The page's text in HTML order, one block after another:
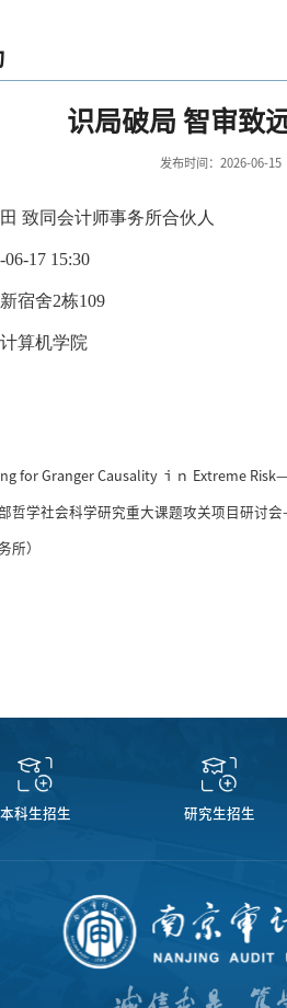
识局破局 智审致
发布时间：2026-06-15
致同会计师事务所合伙人
17 15:30
宿舍2栋109
算机学院
for Granger Causality ｉｎ Extreme
哲学社会科学研究重大课题攻关项目研讨
所）
本科生招生 研究生招生